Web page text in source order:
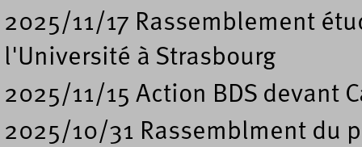
2025/11/17 Rassemblement
l'Université à Strasbourg
2025/11/15 Action BDS devant
2025/10/31 Rassemblment du